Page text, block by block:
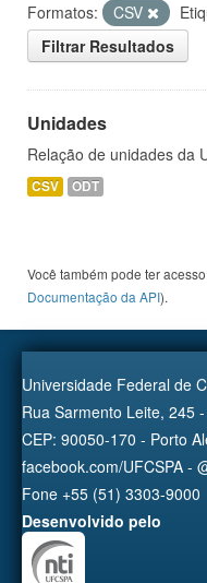
Formatos:
CSV
Filtrar Resultados
Unidades
Relação de unidades da
CSV ODT
Você também pode ter
Documentação da API).
Universidade Federal de
Rua Sarmento Leite, 245
CEP: 90050-170 - Porto
facebook.com/UFCSPA -
Fone +55 (51) 3303-9000
Desenvolvido pelo